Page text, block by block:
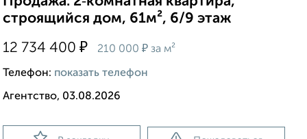
строящийся дом, 61м², 6/9 этаж
12 734 400 ₽ 210 000 ₽ за м²
Телефон: показать телефон
Агентство, 03.08.2026